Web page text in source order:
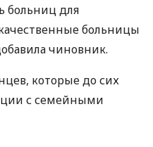
больниц для
больницы
чиновник.
которые до сих
с семейными